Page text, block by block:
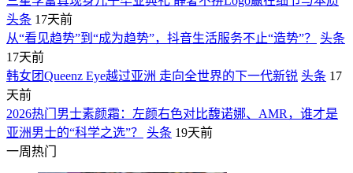
头条 17天前
从“看见趋势”到“成为趋势”，抖音生活服务不止“造势”？
头条
17天前
韩女团Queenz Eye越过亚洲 走向全世界的下一代新锐 头条 17
天前
2026热门男士素颜霜：左颜右色对比馥诺娜、AMR，谁才是
亚洲男士的“科学之选”？
头条 19天前
一周热门